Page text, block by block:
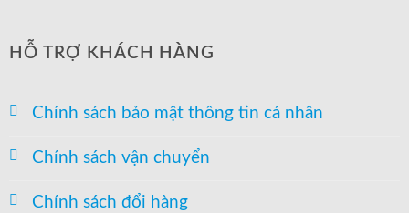
HỖ TRỢ KHÁCH HÀNG
Chính sách bảo mật thông tin cá nhân
Chính sách vận chuyển
Chính sách đổi hàng